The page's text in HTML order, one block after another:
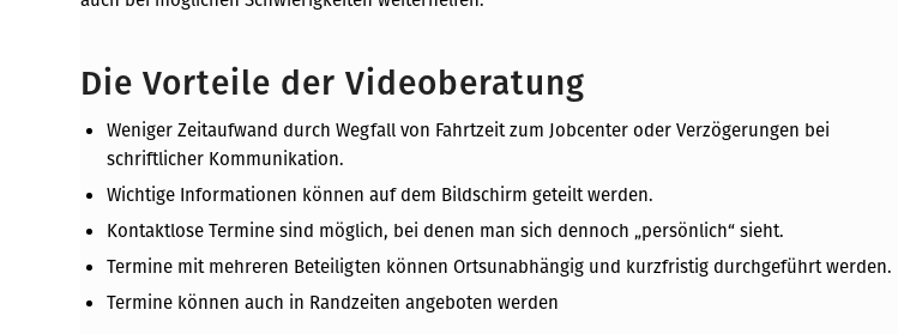
Die Vorteile der Videoberatung
Weniger Zeitaufwand durch Wegfall von Fahrtzeit zum Jobcenter oder Verzögerungen bei
schriftlicher Kommunikation.
Wichtige Informationen können auf dem Bildschirm geteilt werden.
Kontaktlose Termine sind möglich, bei denen man sich dennoch „persönlich“ sieht.
Termine mit mehreren Beteiligten können Ortsunabhängig und kurzfristig durchgeführt werden.
Termine können auch in Randzeiten angeboten werden